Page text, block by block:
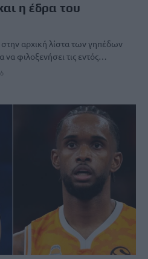
η έδρα του
αρχική λίστα των γηπέδων
να φιλοξενήσει τις εντός…